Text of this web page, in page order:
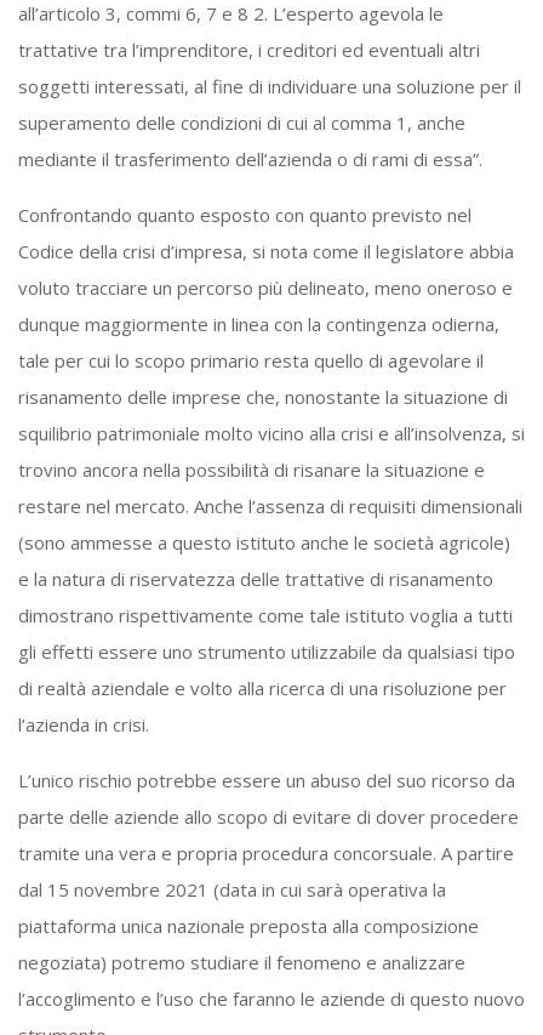
all’articolo 3, commi 6, 7 e 8 2. L’esperto agevola le
trattative tra l’imprenditore, i creditori ed eventuali altri
soggetti interessati, al fine di individuare una soluzione per il
superamento delle condizioni di cui al comma 1, anche
mediante il trasferimento dell’azienda o di rami di essa”.
Confrontando quanto esposto con quanto previsto nel
Codice della crisi d’impresa, si nota come il legislatore abbia
voluto tracciare un percorso più delineato, meno oneroso e
dunque maggiormente in linea con la contingenza odierna,
tale per cui lo scopo primario resta quello di agevolare il
risanamento delle imprese che, nonostante la situazione di
squilibrio patrimoniale molto vicino alla crisi e all’insolvenza, si
trovino ancora nella possibilità di risanare la situazione e
restare nel mercato. Anche l’assenza di requisiti dimensionali
(sono ammesse a questo istituto anche le società agricole)
e la natura di riservatezza delle trattative di risanamento
dimostrano rispettivamente come tale istituto voglia a tutti
gli effetti essere uno strumento utilizzabile da qualsiasi tipo
di realtà aziendale e volto alla ricerca di una risoluzione per
l’azienda in crisi.
L’unico rischio potrebbe essere un abuso del suo ricorso da
parte delle aziende allo scopo di evitare di dover procedere
tramite una vera e propria procedura concorsuale. A partire
dal 15 novembre 2021 (data in cui sarà operativa la
piattaforma unica nazionale preposta alla composizione
negoziata) potremo studiare il fenomeno e analizzare
l’accoglimento e l’uso che faranno le aziende di questo nuovo